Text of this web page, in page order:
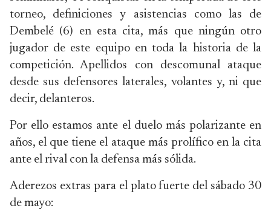
torneo, definiciones y asistencias como las de
Dembelé (6) en esta cita, más que ningún otro
jugador de este equipo en toda la historia de la
competición. Apellidos con descomunal ataque
desde sus defensores laterales, volantes y, ni que
decir, delanteros.
Por ello estamos ante el duelo más polarizante en
años, el que tiene el ataque más prolífico en la cita
ante el rival con la defensa más sólida.
Aderezos extras para el plato fuerte del sábado 30
de mayo: